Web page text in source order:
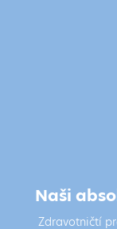
Naši
Zdravotničtí